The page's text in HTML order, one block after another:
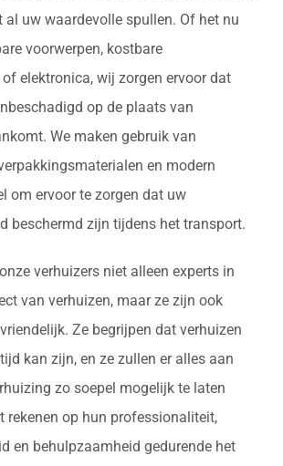
al uw waardevolle spullen. Of het nu
voorwerpen, kostbare
elektronica, wij zorgen ervoor dat
op de plaats van
We maken gebruik van
en modern
om ervoor te zorgen dat uw
beschermd zijn tijdens het transport.
verhuizers niet alleen experts in
van verhuizen, maar ze zijn ook
Ze begrijpen dat verhuizen
kan zijn, en ze zullen er alles aan
zo soepel mogelijk te laten
rekenen op hun professionaliteit,
en behulpzaamheid gedurende het